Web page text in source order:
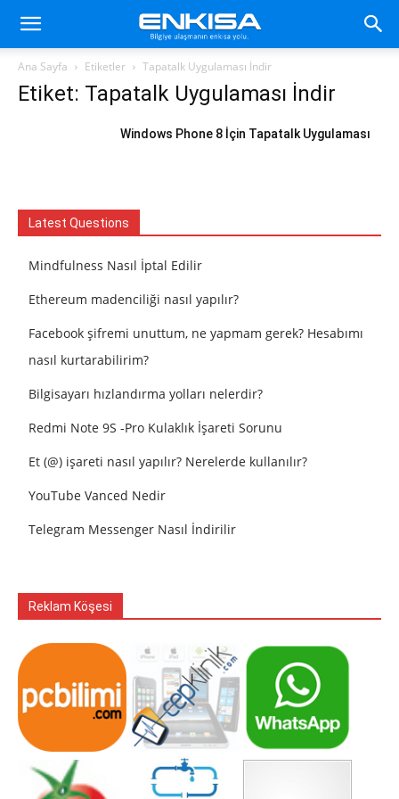
Ana Sayfa Etiketler Tapatalk Uygulaması İndir
Etiket: Tapatalk Uygulaması İndir
Windows Phone 8 İçin Tapatalk Uygulaması
Latest Questions
Mindfulness Nasıl İptal Edilir
Ethereum madenciliği nasıl yapılır?
Facebook şifremi unuttum, ne yapmam gerek? Hesabımı
nasıl kurtarabilirim?
Bilgisayarı hızlandırma yolları nelerdir?
Redmi Note 9S -Pro Kulaklık İşareti Sorunu
Et (@) işareti nasıl yapılır? Nerelerde kullanılır?
YouTube Vanced Nedir
Telegram Messenger Nasıl İndirilir
Reklam Köşesi